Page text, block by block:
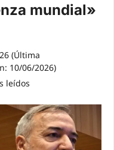
mundial»
(Última
10/06/2026)
leídos